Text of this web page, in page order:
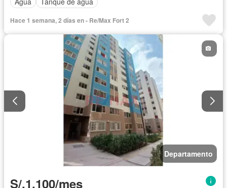
Hace 1 semana, 2 días en - Re/Max Fort 2
Departamento
S/.1,100/mes